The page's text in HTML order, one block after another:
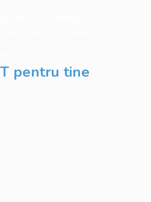
pentru tine